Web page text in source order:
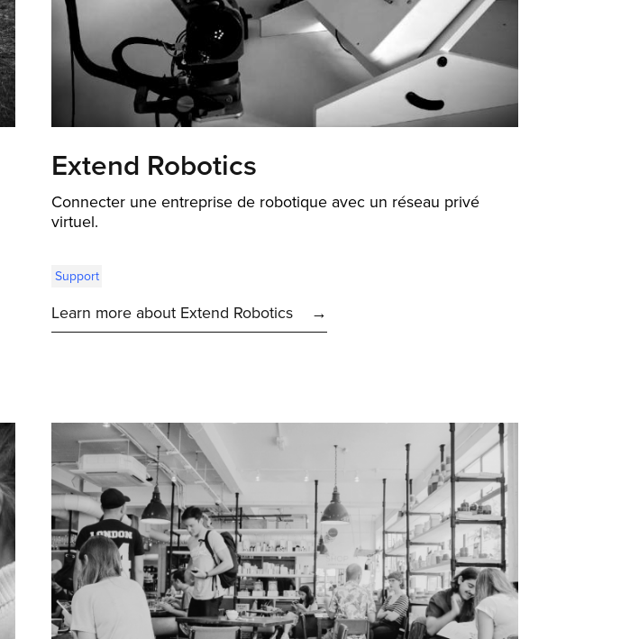
Extend Robotics
Connecter une entreprise de robotique avec un réseau privé
virtuel.
Support
Learn more about Extend Robotics